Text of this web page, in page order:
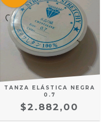
TANZA ELÁSTICA NEGRA
0.7
$2.882,00